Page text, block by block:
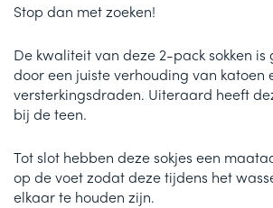
Stop dan met zoeken!
De kwaliteit van deze 2-pack sokken is
door een juiste verhouding van katoen
versterkingsdraden. Uiteraard heeft
bij de teen.
Tot slot hebben deze sokjes een
op de voet zodat deze tijdens het
elkaar te houden zijn.